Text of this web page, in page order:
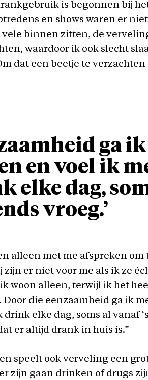
is begonnen bij
en shows waren er
binnen zitten, de
waardoor ik ook slecht
dat een beetje te verzachten
ga ik
en voel ik
elke dag,
vroeg.’
alleen met me afspreken om
er niet voor me als ik ze
woon alleen, terwijl ik het
die eenzaamheid ga ik
elke dag, soms al vanaf ‘s
er altijd drank in huis is.”
speelt ook verveling een
zijn gaan drinken of drugs